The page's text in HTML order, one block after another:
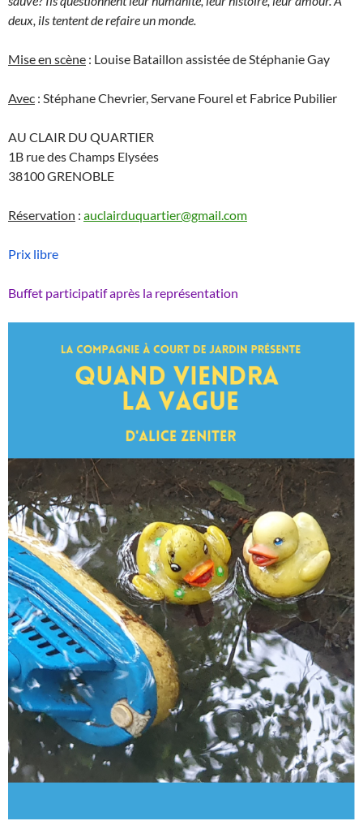
deux, ils tentent de refaire un monde.
Mise en scène : Louise Bataillon assistée de Stéphanie Gay
Avec : Stéphane Chevrier, Servane Fourel et Fabrice Pubilier
AU CLAIR DU QUARTIER
1B rue des Champs Elysées
38100 GRENOBLE
Réservation : auclairduquartier@gmail.com
Prix libre
Buffet participatif après la représentation